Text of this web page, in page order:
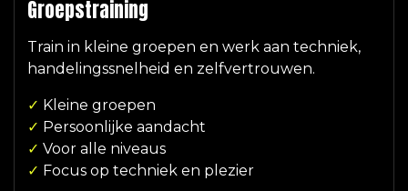
Groepstraining
Train in kleine groepen en werk aan techniek,
handelingssnelheid en zelfvertrouwen.
✓ Kleine groepen
✓ Persoonlijke aandacht
✓ Voor alle niveaus
✓ Focus op techniek en plezier